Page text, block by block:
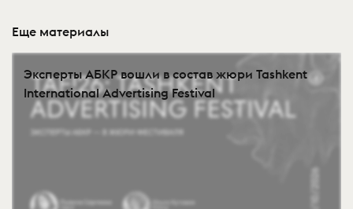
Еще материалы
Эксперты АБКР вошли в состав жюри Tashkent
International Advertising Festival